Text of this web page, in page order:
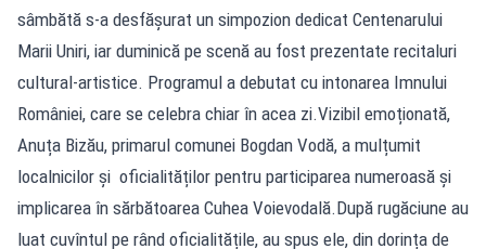
sâmbătă s-a desfășurat un simpozion dedicat Centenarului
Marii Uniri, iar duminică pe scenă au fost prezentate recitaluri
cultural-artistice. Programul a debutat cu intonarea Imnului
României, care se celebra chiar în acea zi.Vizibil emoționată,
Anuța Bizău, primarul comunei Bogdan Vodă, a mulțumit
localnicilor și oficialităților pentru participarea numeroasă și
implicarea în sărbătoarea Cuhea Voievodală.După rugăciune au
luat cuvîntul pe rând oficialitățile, au spus ele, din dorința de